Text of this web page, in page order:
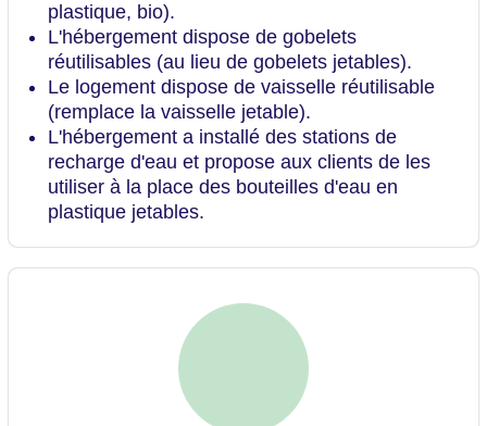
plastique, bio).
L'hébergement dispose de gobelets
réutilisables (au lieu de gobelets jetables).
Le logement dispose de vaisselle réutilisable
(remplace la vaisselle jetable).
L'hébergement a installé des stations de
recharge d'eau et propose aux clients de les
utiliser à la place des bouteilles d'eau en
plastique jetables.